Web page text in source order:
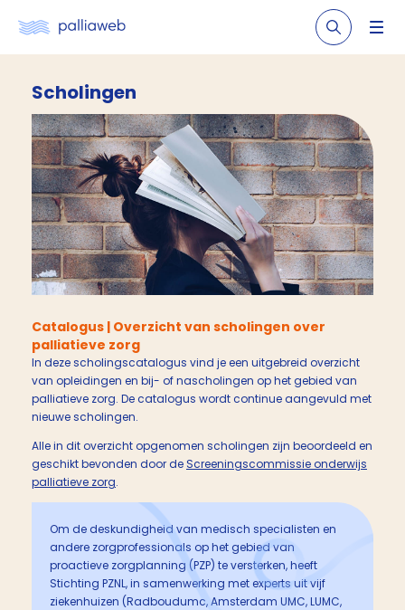
Scholingen
Catalogus | Overzicht van scholingen over
palliatieve zorg
In deze scholingscatalogus vind je een uitgebreid overzicht
van opleidingen en bij- of nascholingen op het gebied van
palliatieve zorg. De catalogus wordt continue aangevuld met
nieuwe scholingen.
Alle in dit overzicht opgenomen scholingen zijn beoordeeld en
geschikt bevonden door deScreeningscommissie onderwijs
palliatieve zorg.
Om de deskundigheid van medisch specialisten en
andere zorgprofessionals op het gebied van
proactieve zorgplanning (PZP) te versterken, heeft
Stichting PZNL, in samenwerking met experts uit vijf
ziekenhuizen (Radboudumc, Amsterdam UMC, LUMC,